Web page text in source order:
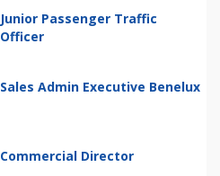
Junior Passenger Traffic
Officer
Sales Admin Executive Benelux
Commercial Director